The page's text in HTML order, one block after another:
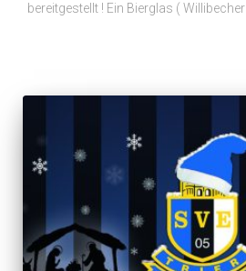
bereitgestellt ! Ein Bierglas ( Willibecher